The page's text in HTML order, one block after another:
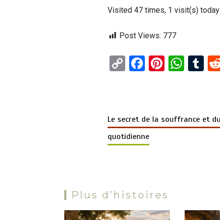
Visited 47 times, 1 visit(s) today
Post Views: 777
C
n
k
F
o
o
Pi
t
W
A
T
r
Le secret de la souffrance et
quotidienne
Plus d’histoires